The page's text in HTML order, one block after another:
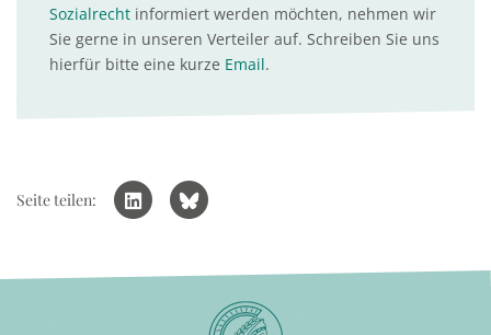
Sozialrecht informiert werden möchten, nehmen wir
Sie gerne in unseren Verteiler auf. Schreiben Sie uns
hierfür bitte eine kurze Email.
Seite teilen: